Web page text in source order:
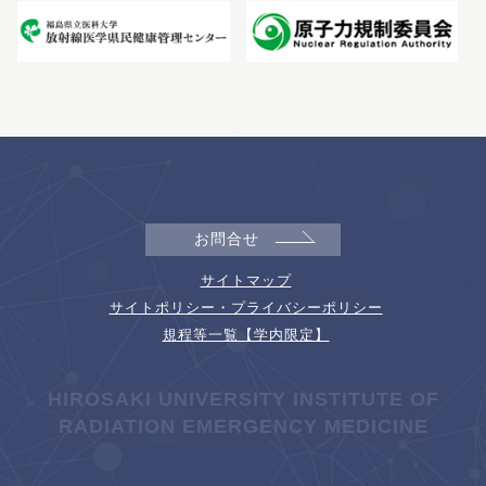
お問合せ
サイトマップ
サイトポリシー・プライバシーポリシー
規程等一覧【学内限定】
HIROSAKI UNIVERSITY INSTITUTE OF
RADIATION EMERGENCY MEDICINE